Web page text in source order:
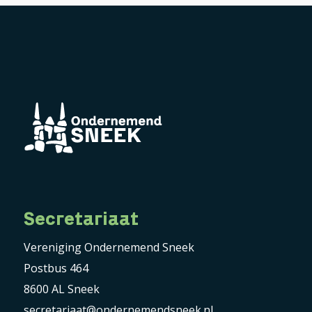
Secretariaat
Vereniging Ondernemend Sneek
Postbus 464
8600 AL Sneek